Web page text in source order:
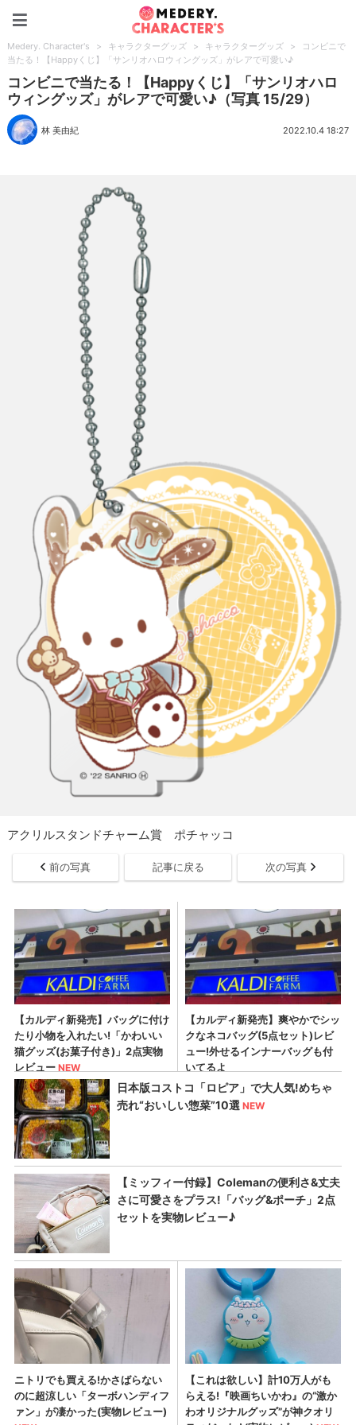
Medery. Character's > キャラクターグッズ > キャラクターグッズ >
コンビニで
当たる！【Happyくじ】「サンリオハロウィングッズ」がレアで可愛い♪
コンビニで当たる！【Happyくじ】「サンリオハロ
ウィングッズ」がレアで可愛い♪（写真 15/29）
林 美由紀 2022.10.4 18:27
アクリルスタンドチャーム賞 ポチャッコ
前の写真 記事に戻る 次の写真